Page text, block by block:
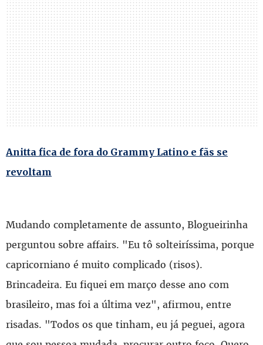
Anitta fica de fora do Grammy Latino e fãs se
revoltam
Mudando completamente de assunto, Blogueirinha
perguntou sobre affairs. "Eu tô solteiríssima, porque
capricorniano é muito complicado (risos).
Brincadeira. Eu fiquei em março desse ano com
brasileiro, mas foi a última vez", afirmou, entre
risadas. "Todos os que tinham, eu já peguei, agora